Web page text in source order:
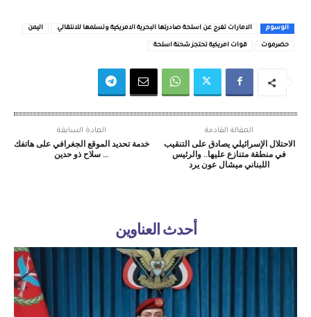
الوسوم الامارات تفرج عن اسلحة صادرتها البحرية الامريكية وتسلمها للانتقالي اليمن
حضرموت قوات امريكية تحتجز شحنة اسلحة
المادة السابقة
خدمة تحديد الموقع الجغرافي على هاتفك
… سلاح ذو حدين
المقالة القادمة
الاحتلال الإسرائيلي يصادق على التنقيب
في منطقة متنازع عليها.. والرئيس
اللبناني ميشال عون يرد
أحدث العناوين